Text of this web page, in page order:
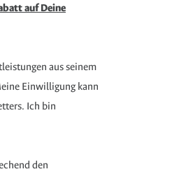
auf Deine
aus seinem
Einwilligung kann
Ich bin
den